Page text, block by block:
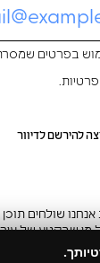
בפרטים
.
שולחים
מי שבקטע של